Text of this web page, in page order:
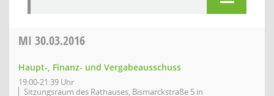
MI 30.03.2016
Haupt-, Finanz- und Vergabeausschuss
19:00-21:39 Uhr
Sitzungsraum des Rathauses, Bismarckstraße 5 in